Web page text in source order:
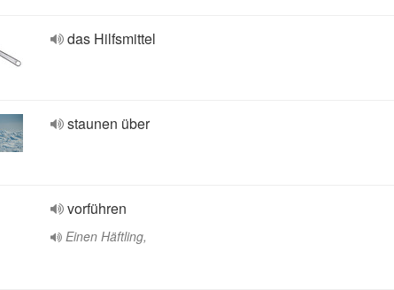
das Hilfsmittel
staunen über
vorführen
Einen Häftling,